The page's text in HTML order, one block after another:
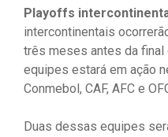
Playoffs
intercontinentais
três meses antes da final
equipes estará em ação
Conmebol, CAF, AFC e
Duas dessas equipes